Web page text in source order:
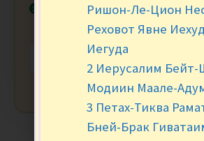
В наличии
+
Ришон-Ле-Цион
Реховот Явне
Иегуда
2 Иерусалим
Модиин Маале-
3 Петах-Тиква
Бней-Брак